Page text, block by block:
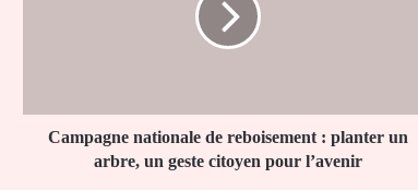
un
gesteCampagne nationale de reboisement : planter un
arbre, un geste citoyen pour l’avenir